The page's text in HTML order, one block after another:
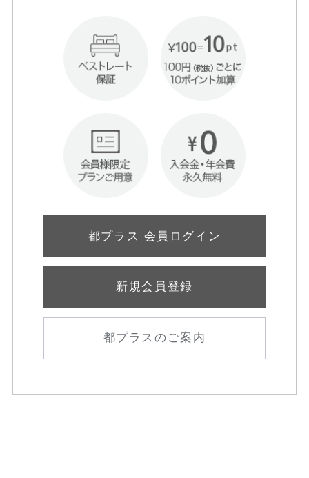
都プラス 会員ログイン
新規会員登録
都プラスのご案内